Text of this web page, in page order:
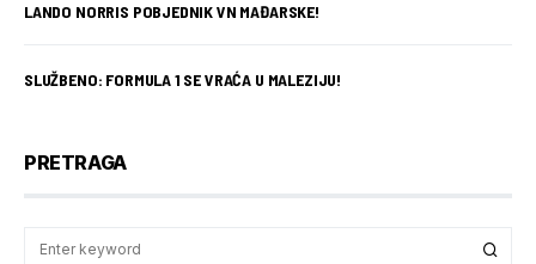
LANDO NORRIS POBJEDNIK VN MAĐARSKE!
SLUŽBENO: FORMULA 1 SE VRAĆA U MALEZIJU!
PRETRAGA